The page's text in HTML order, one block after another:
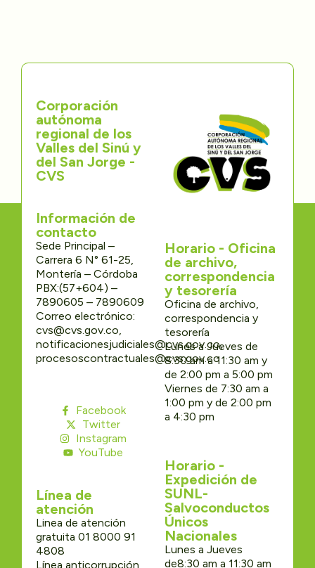
Participa
Trámites y Servicios
Contáctenos
Corporación
autónoma
regional de los
Valles del Sinú y
del San Jorge -
CVS
Información de
contacto
Sede Principal –
Carrera 6 N° 61-25,
Montería – Córdoba
PBX:(57+604) –
7890605 – 7890609
Correo electrónico:
cvs@cvs.gov.co,
notificacionesjudiciales@cvs.gov.co,
procesoscontractuales@cvs.gov.co
Facebook
Twitter
Instagram
YouTube
Línea de
atención
Linea de atención
gratuita 01 8000 91
4808
Línea anticorrupción
Horario - Oficina
de archivo,
correspondencia
y tesorería
Oficina de archivo,
correspondencia y
tesorería
Lunes a Jueves de
8:30 am a 11:30 am y
de 2:00 pm a 5:00 pm
Viernes de 7:30 am a
1:00 pm y de 2:00 pm
a 4:30 pm
Horario -
Expedición de
SUNL-
Salvoconductos
Únicos
Nacionales
Lunes a Jueves
de8:30 am a 11:30 am